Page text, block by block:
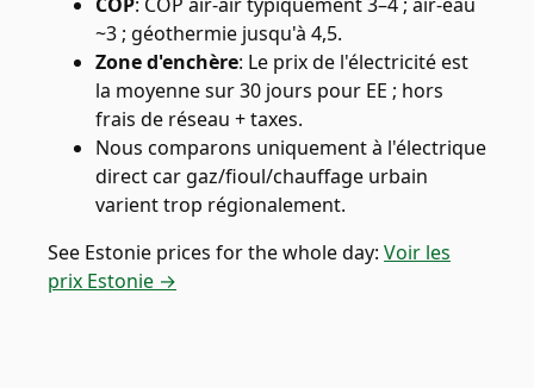
~3 ; géothermie jusqu'à 4,5.
Zone d'enchère: Le prix de l'électricité est
la moyenne sur 30 jours pour EE ; hors
frais de réseau + taxes.
Nous comparons uniquement à l'électrique
direct car gaz/fioul/chauffage urbain
varient trop régionalement.
See Estonie prices for the whole day: Voir les
prix Estonie →